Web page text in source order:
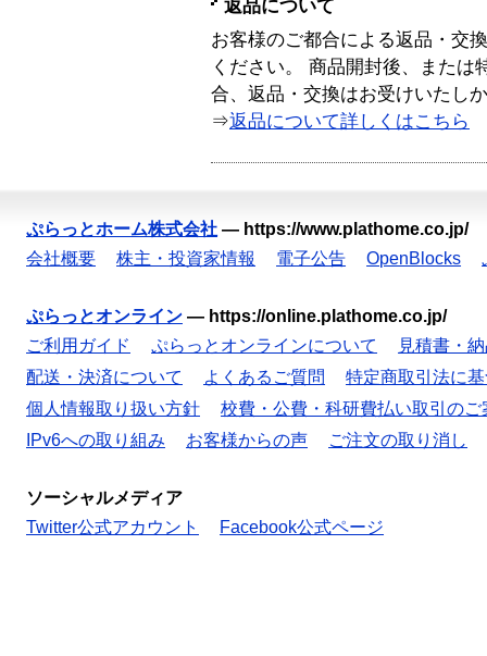
返品について
お客様のご都合による返品・交
ください。 商品開封後、または
合、返品・交換はお受けいたし
⇒返品について詳しくはこちら
ぷらっとホーム株式会社 — https://www.plathome.co.jp/
会社概要
株主・投資家情報 電子公告 OpenBlocks
ぷらっとオンライン — https://online.plathome.co.jp/
ご利用ガイド
ぷらっとオンラインについて
見積書・
配送・決済について
よくあるご質問
特定商取引法に
個人情報取り扱い方針
校費・公費・科研費払い取引のご
IPv6への取り組み
お客様からの声 ご注文の取り消し
ソーシャルメディア
Twitter公式アカウント
Facebook公式ページ